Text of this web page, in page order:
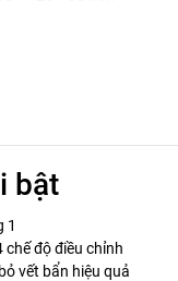
bật
1
chế độ điều chỉnh
vết bẩn hiệu quả